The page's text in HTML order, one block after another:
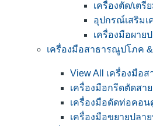
เครื่องตัด/เตรี
อุปกรณ์เสริมเ
เครื่องมือผาย
เครื่องมือสาธารณูปโภค
View All เครื่องมือ
เครื่องมือกรีดตัดสาย
เครื่องมือดัดท่อคอน
เครื่องมือขยายปลา